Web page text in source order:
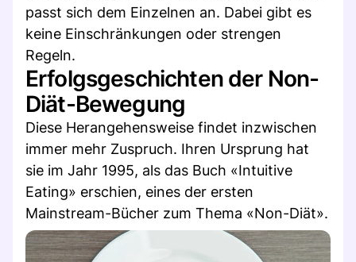
passt sich dem Einzelnen an. Dabei gibt es
keine Einschränkungen oder strengen
Regeln.
Erfolgsgeschichten der Non-
Diät-Bewegung
Diese Herangehensweise findet inzwischen
immer mehr Zuspruch. Ihren Ursprung hat
sie im Jahr 1995, als das Buch «Intuitive
Eating» erschien, eines der ersten
Mainstream-Bücher zum Thema «Non-Diät».